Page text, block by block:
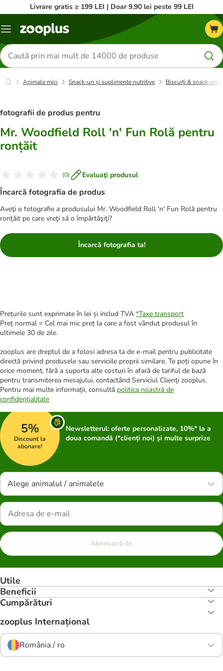
Livrare gratis ≥ 199 LEI | Doar 9.90 lei peste 99 LEI
Categorii
Căutare
produse
Animale mici Snack-uri și suplimente nutritive Biscuiți & snack-uri
fotografii de produs pentru
Mr. Woodfield Roll 'n' Fun Rolă pentru
ronțăit
(0) Evaluaţi produsul
Încarcă fotografia de produs
Aveţi o fotografie a produsului Mr. Woodfield Roll 'n' Fun Rolă pentru
ronțăit pe care vreţi să o împărtăşiţi?
Încarcă fotografia ta!
Prețurile sunt exprimate în lei și includ TVA *Taxe transport
Preț normal = Cel mai mic preț la care a fost vândut produsul în
ultimele 30 de zile.
zooplus are dreptul de a folosi adresa ta de e-mail pentru publicitate
directă privind produsele sau serviciile proprii similare. Te poți opune în
orice moment, fără a suporta alte costuri în afară de tariful de bază
pentru transmiterea mesajului, contactând Serviciul Clienți zooplus.
Pentru mai multe informații, consultă politica noastră de
confidențialitate
5%
Discount la
abonare!
Newsletterul: oferte personalizate, 10%* la a
doua comandă (*clienți noi) și multe surprize
Alege animalul / animalele
Abonează-te
Utile
Beneficii
Cumpărături
zooplus Internațional
România / ro